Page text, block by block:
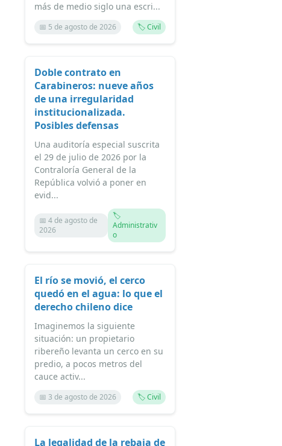
más de medio siglo una escri...
📅 5 de agosto de 2026 🏷️ Civil
Doble contrato en
Carabineros: nueve años
de una irregularidad
institucionalizada.
Posibles defensas
Una auditoría especial suscrita
el 29 de julio de 2026 por la
Contraloría General de la
República volvió a poner en
evid...
📅 4 de agosto de
2026
🏷️
Administrativ
o
El río se movió, el cerco
quedó en el agua: lo que el
derecho chileno dice
Imaginemos la siguiente
situación: un propietario
ribereño levanta un cerco en su
predio, a pocos metros del
cauce activ...
📅 3 de agosto de 2026 🏷️ Civil
La legalidad de la rebaja de